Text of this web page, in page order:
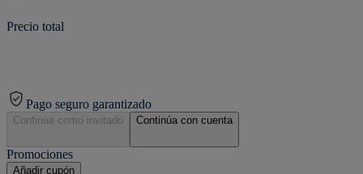
Precio total
Pago seguro garantizado
Continúa como invitado Continúa con cuenta
Promociones
Añadir cupón